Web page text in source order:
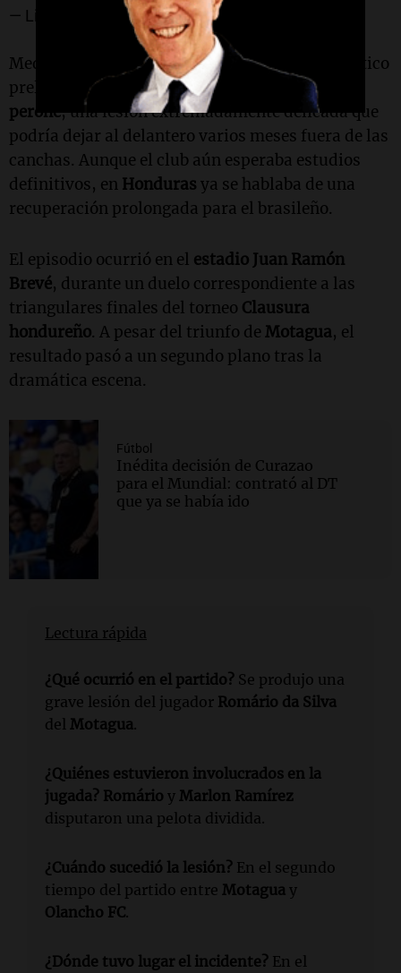
— Libro Negro (@Libro_negro_)
Medios hondureños informaron que el diagnóstico
preliminar apuntaba a unaluxofractura de
peroné, una lesión extremadamente delicada que
podría dejar al delantero varios meses fuera de las
canchas. Aunque el club aún esperaba estudios
definitivos, en Honduras ya se hablaba de una
recuperación prolongada para el brasileño.
El episodio ocurrió en el estadio Juan Ramón
Brevé, durante un duelo correspondiente a las
triangulares finales del torneo Clausura
hondureño. A pesar del triunfo de Motagua, el
resultado pasó a un segundo plano tras la
dramática escena.
Fútbol
Inédita decisión de Curazao
para el Mundial: contrató al DT
que ya se había ido
Lectura rápida
¿Qué ocurrió en el partido? Se produjo una
grave lesión del jugador Romário da Silva
del Motagua.
¿Quiénes estuvieron involucrados en la
jugada? Romário y Marlon Ramírez
disputaron una pelota dividida.
¿Cuándo sucedió la lesión? En el segundo
tiempo del partido entre Motagua y
Olancho FC.
¿Dónde tuvo lugar el incidente? En el